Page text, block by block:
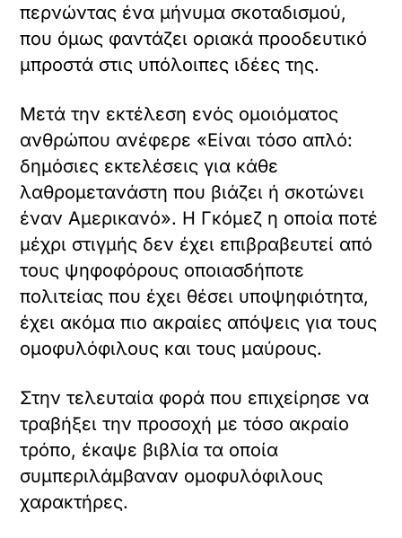
περνώντας ένα μήνυμα σκοταδισμού,
που όμως φαντάζει οριακά προοδευτικό
μπροστά στις υπόλοιπες ιδέες της.
Μετά την εκτέλεση ενός ομοιόματος
ανθρώπου ανέφερε «Είναι τόσο απλό:
δημόσιες εκτελέσεις για κάθε
λαθρομετανάστη που βιάζει ή σκοτώνει
έναν Αμερικανό». Η Γκόμεζ η οποία ποτέ
μέχρι στιγμής δεν έχει επιβραβευτεί από
τους ψηφοφόρους οποιασδήποτε
πολιτείας που έχει θέσει υποψηφιότητα,
έχει ακόμα πιο ακραίες απόψεις για τους
ομοφυλόφιλους και τους μαύρους.
Στην τελευταία φορά που επιχείρησε να
τραβήξει την προσοχή με τόσο ακραίο
τρόπο, έκαψε βιβλία τα οποία
συμπεριλάμβαναν ομοφυλόφιλους
χαρακτήρες.